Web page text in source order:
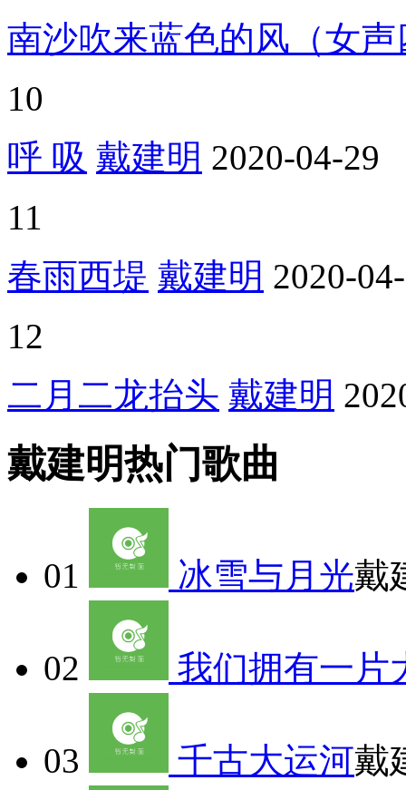
南沙吹来蓝色的风（女
10
呼 吸 戴建明 2020-04-29
11
春雨西堤 戴建明 2020-
12
二月二龙抬头 戴建明
戴建明热门歌曲
01 冰雪与月光戴
02 我们拥有一片
03 千古大运河戴